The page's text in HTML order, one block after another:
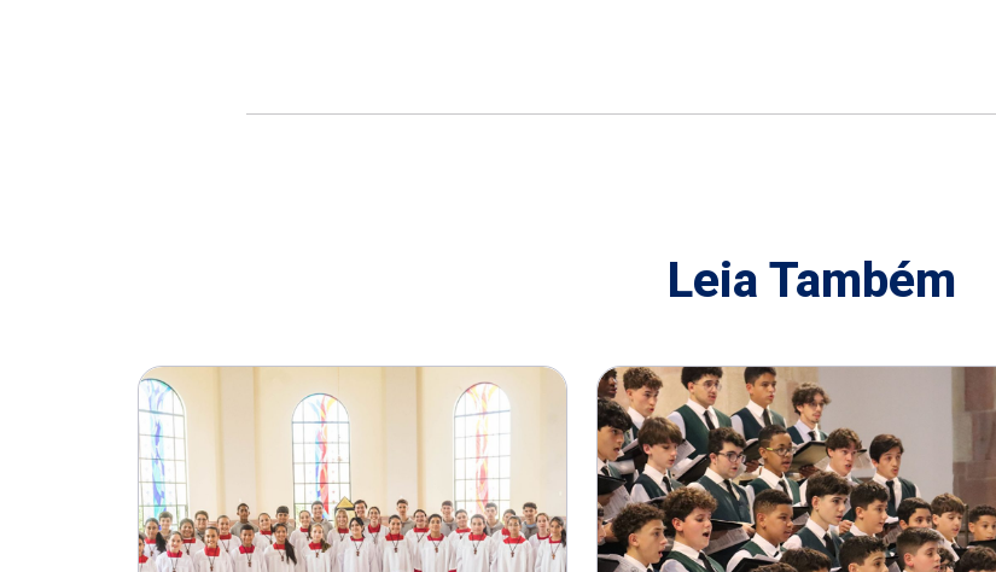
Leia Também